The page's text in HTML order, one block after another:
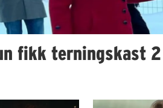
fikk terningskast